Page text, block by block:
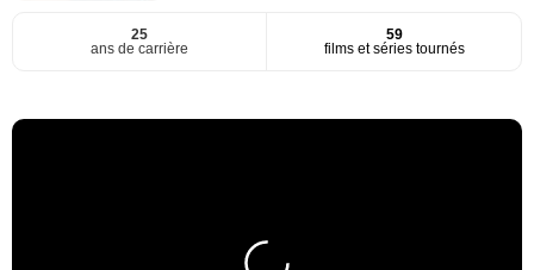
25
ans de carrière
59
films et séries tournés